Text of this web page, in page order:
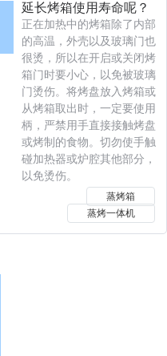
延长烤箱使用寿命呢？
正在加热中的烤箱除了内部
的高温，外壳以及玻璃门也
很烫，所以在开启或关闭烤
箱门时要小心，以免被玻璃
门烫伤。将烤盘放入烤箱或
从烤箱取出时，一定要使用
柄，严禁用手直接接触烤盘
或烤制的食物。切勿使手触
碰加热器或炉腔其他部分，
以免烫伤。
蒸烤箱
蒸烤一体机